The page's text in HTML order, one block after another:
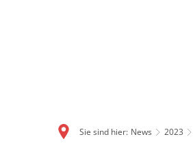
Sie sind hier: News 2023